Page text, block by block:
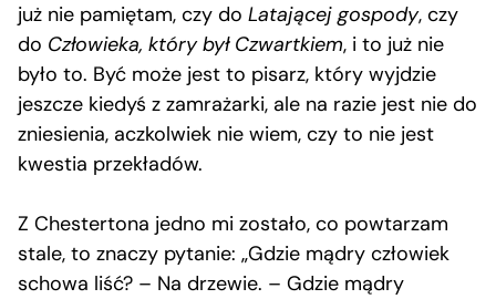
już nie pamiętam, czy do Latającej gospody, czy
do Człowieka, który był Czwartkiem, i to już nie
było to. Być może jest to pisarz, który wyjdzie
jeszcze kiedyś z zamrażarki, ale na razie jest nie do
zniesienia, aczkolwiek nie wiem, czy to nie jest
kwestia przekładów.
Z Chestertona jedno mi zostało, co powtarzam
stale, to znaczy pytanie: „Gdzie mądry człowiek
schowa liść? – Na drzewie. – Gdzie mądry